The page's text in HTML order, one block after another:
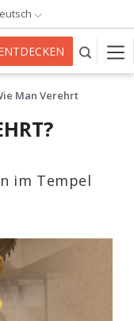
Man Verehrt
im Tempel